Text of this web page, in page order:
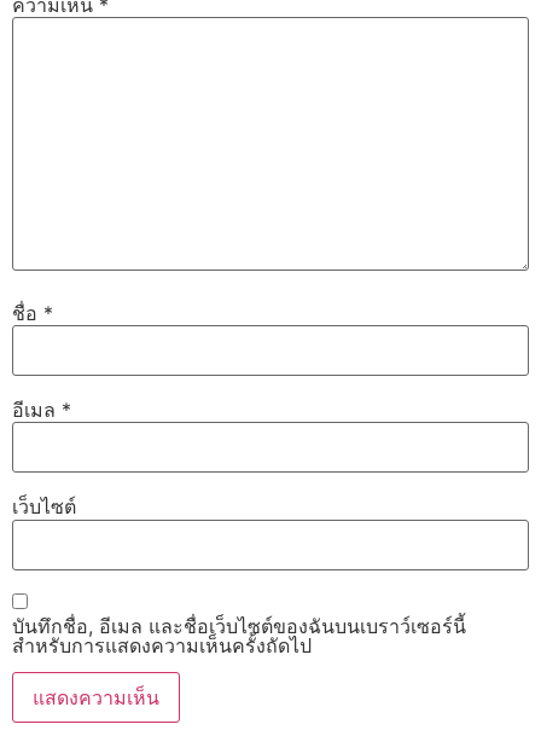
ความเห็น *
ชื่อ *
อีเมล *
เว็บไซต์
บันทึกชื่อ, อีเมล และชื่อเว็บไซต์ของฉันบนเบราว์เซอร์นี้
สำหรับการแสดงความเห็นครั้งถัดไป